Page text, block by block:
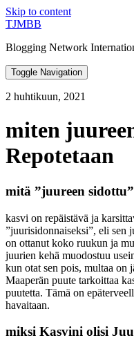
Skip to content
TJMBB
Blogging Network
Toggle Navigation
2 huhtikuun, 2021
miten
Repotetaan
mitä ”juureen
kasvi on repäistävä ja
”juurisidonnaiseksi”, eli sen
on ottanut koko ruukun ja
juurien kehä muodostuu
kun otat sen pois, multaa on
Maaperän puute tarkoittaa
puutetta. Tämä on
havaitaan.
miksi Kasvini olisi